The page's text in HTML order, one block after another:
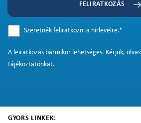
FELIRATKOZÁS
Szeretnék feliratkozni a hírlevélre.*
A leiratkozás bármikor lehetséges. Kérjük,
tájékoztatónkat.
GYORS LINKEK: